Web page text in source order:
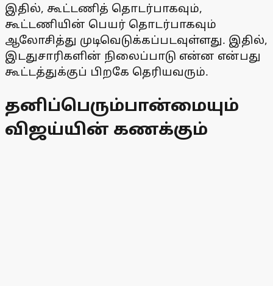
இதில், கூட்டணித் தொடர்பாகவும்,
கூட்டணியின் பெயர் தொடர்பாகவும்
ஆலோசித்து முடிவெடுக்கப்படவுள்ளது. இதில்,
இடதுசாரிகளின் நிலைப்பாடு என்ன என்பது
கூட்டத்துக்குப் பிறகே தெரியவரும்.
தனிப்பெரும்பான்மையும்
விஜய்யின் கணக்கும்